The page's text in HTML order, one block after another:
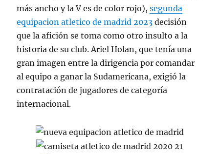
más ancho y la V es de color rojo),segunda
equipacion atletico de madrid 2023 decisión
que la afición se toma como otro insulto a la
historia de su club. Ariel Holan, que tenía una
gran imagen entre la dirigencia por comandar
al equipo a ganar la Sudamericana, exigió la
contratación de jugadores de categoría
internacional.